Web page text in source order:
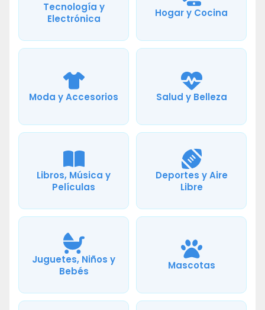
Tecnología y
Electrónica
Hogar y Cocina
Moda y Accesorios Salud y Belleza
Libros, Música y
Películas
Deportes y Aire
Libre
Juguetes, Niños y
Bebés
Mascotas